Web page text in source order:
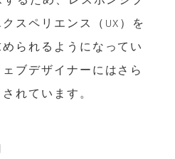
スペリエンス（UX）を
られるようになってい
ブデザイナーにはさら
れています。